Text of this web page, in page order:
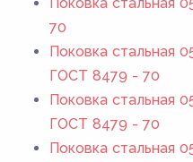
70
Поковка стальная
ГОСТ 8479 - 70
Поковка стальная
ГОСТ 8479 - 70
Поковка стальная